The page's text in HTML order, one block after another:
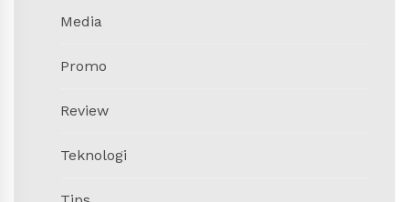
Media
Promo
Review
Teknologi